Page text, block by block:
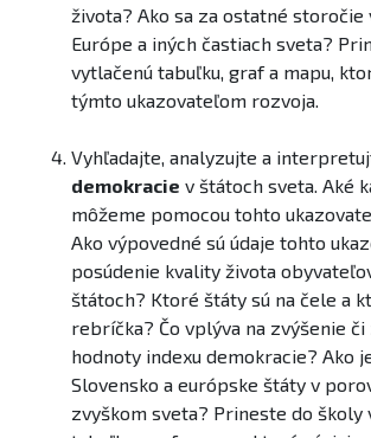
života? Ako sa za ostatné storočie
Európe a iných častiach sveta?
vytlačenú tabuľku, graf a mapu,
týmto ukazovateľom rozvoja.
Vyhľadajte, analyzujte a
demokracie v štátoch sveta. ​Aké
môžeme pomocou tohto
Ako výpovedné sú údaje tohto
posúdenie kvality života
štátoch? Ktoré štáty sú na čele a
rebríčka? Čo vplýva na zvýšenie či
hodnoty indexu demokracie? Ako
Slovensko a európske štáty v
zvyškom sveta? Prineste do školy